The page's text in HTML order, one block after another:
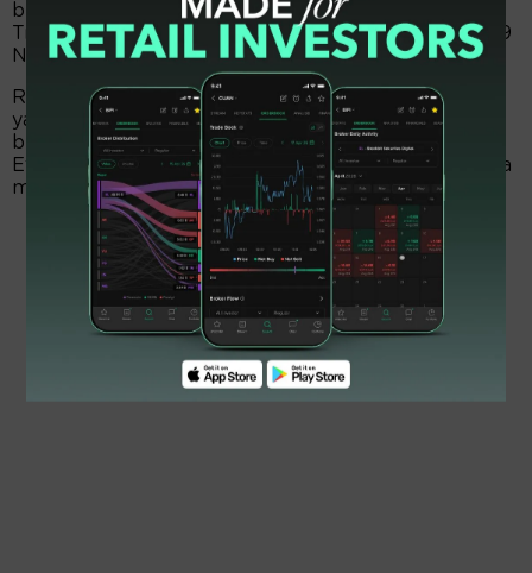
broker lokal itu, menguasai 1,6 miliar eksemplar.
Transaksi senyap itu, telah dituntaskan pada Kamis, 9
November 2023.
Rupanya, Maybank Sekuritas menampung saham
yang dilepas Sabana Prawira Widjaja. Diketahui, saat
bersamaan Sabana melego 1,6 miliar lembar.
Efeknya, tabungan saham dalam genggaman Sabana
mengalami reduksi setara sekitar 15,39 persen.